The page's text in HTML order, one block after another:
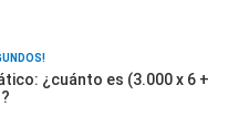
¿cuánto es (3.000 x 6 +